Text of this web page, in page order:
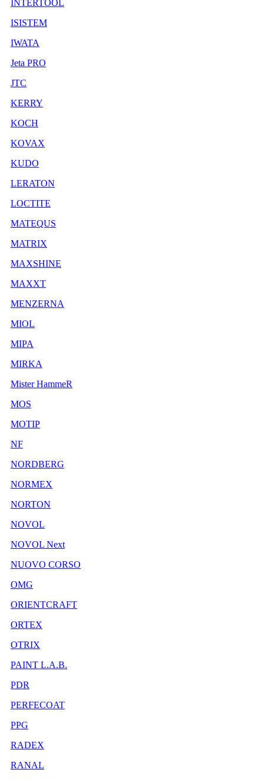
INTERTOOL
ISISTEM
IWATA
Jeta PRO
JTC
KERRY
KOCH
KOVAX
KUDO
LERATON
LOCTITE
MATEQUS
MATRIX
MAXSHINE
MAXXT
MENZERNA
MIOL
MIPA
MIRKA
Mister HammeR
MOS
MOTIP
NF
NORDBERG
NORMEX
NORTON
NOVOL
NOVOL Next
NUOVO CORSO
OMG
ORIENTCRAFT
ORTEX
OTRIX
PAINT L.A.B.
PDR
PERFECOAT
PPG
RADEX
RANAL